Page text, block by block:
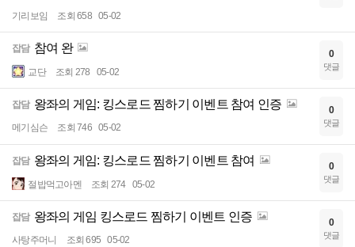
기리보임 조회 658 05-02
잡담 참여 완
교단 조회 278 05-02
0
댓글
잡담 왕좌의 게임: 킹스로드 찜하기 이벤트 참여 인증
메기심슨 조회 746 05-02
0
댓글
잡담 왕좌의 게임: 킹스로드 찜하기 이벤트 참여
절밥먹고아멘 조회 274 05-02
0
댓글
잡담 왕좌의 게임 킹스로드 찜하기 이벤트 인증
사탕주머니 조회 695 05-02
0
댓글